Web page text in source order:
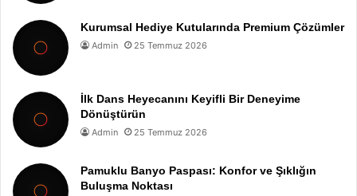
Kurumsal Hediye Kutularında Premium Çözümler
Admin 25 Temmuz 2026
İlk Dans Heyecanını Keyifli Bir Deneyime
Dönüştürün
Admin 25 Temmuz 2026
Pamuklu Banyo Paspası: Konfor ve Şıklığın
Buluşma Noktası